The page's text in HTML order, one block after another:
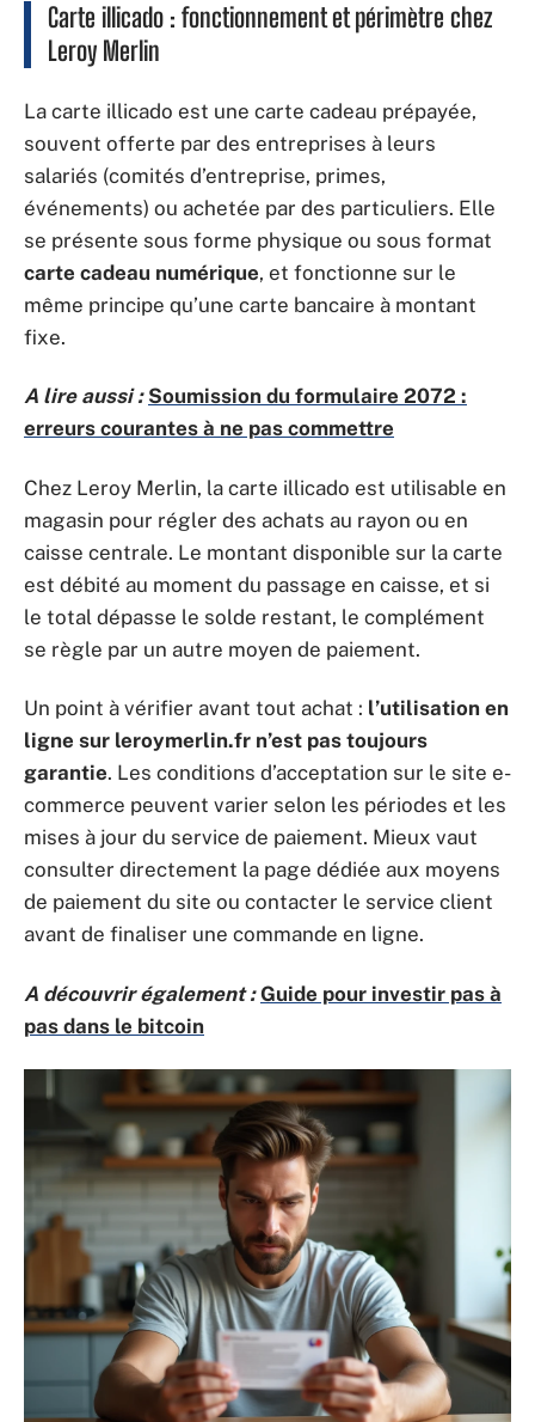
Carte illicado : fonctionnement et périmètre chez
Leroy Merlin
La carte illicado est une carte cadeau prépayée,
souvent offerte par des entreprises à leurs
salariés (comités d’entreprise, primes,
événements) ou achetée par des particuliers. Elle
se présente sous forme physique ou sous format
carte cadeau numérique, et fonctionne sur le
même principe qu’une carte bancaire à montant
fixe.
A lire aussi : Soumission du formulaire 2072 :
erreurs courantes à ne pas commettre
Chez Leroy Merlin, la carte illicado est utilisable en
magasin pour régler des achats au rayon ou en
caisse centrale. Le montant disponible sur la carte
est débité au moment du passage en caisse, et si
le total dépasse le solde restant, le complément
se règle par un autre moyen de paiement.
Un point à vérifier avant tout achat : l’utilisation en
ligne sur leroymerlin.fr n’est pas toujours
garantie. Les conditions d’acceptation sur le site e-
commerce peuvent varier selon les périodes et les
mises à jour du service de paiement. Mieux vaut
consulter directement la page dédiée aux moyens
de paiement du site ou contacter le service client
avant de finaliser une commande en ligne.
A découvrir également : Guide pour investir pas à
pas dans le bitcoin